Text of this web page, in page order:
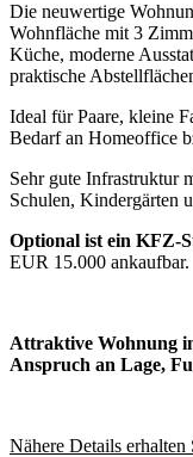
Die neuwertige
Wohnfläche mit 3
Küche, moderne
praktische
Ideal für Paare, kleine
Bedarf an Homeoffice
Sehr gute Infrastruktur
Schulen, Kindergärten
Optional ist ein KFZ-
EUR 15.000 ankaufbar.
Attraktive Wohnung
Anspruch an Lage,
Nähere Details